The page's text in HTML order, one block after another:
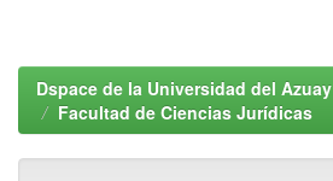
Dspace de la Universidad del Azuay
Facultad de Ciencias Jurídicas